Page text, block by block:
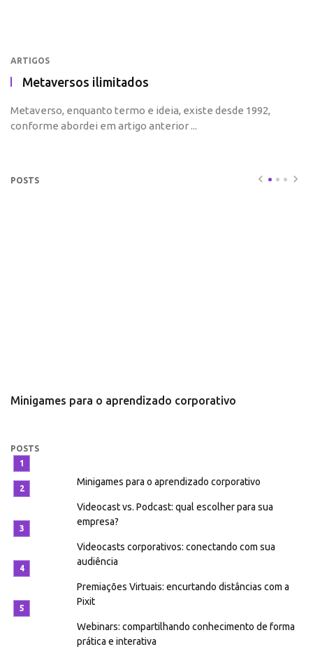
ARTIGOS
Metaversos ilimitados
Metaverso, enquanto termo e ideia, existe desde 1992,
conforme abordei em artigo anterior ...
POSTS
Minigames para o aprendizado corporativo
POSTS
Minigames para o aprendizado corporativo
Videocast vs. Podcast: qual escolher para sua
empresa?
Videocasts corporativos: conectando com sua
audiência
Premiações Virtuais: encurtando distâncias com a
Pixit
Webinars: compartilhando conhecimento de forma
prática e interativa